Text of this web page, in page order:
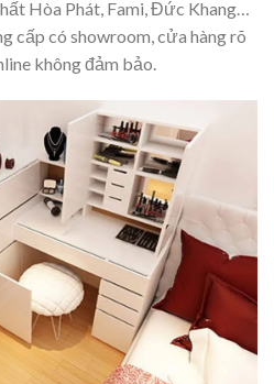
Hòa Phát, Fami, Đức Khang…
cấp có showroom, cửa hàng rõ
không đảm bảo.